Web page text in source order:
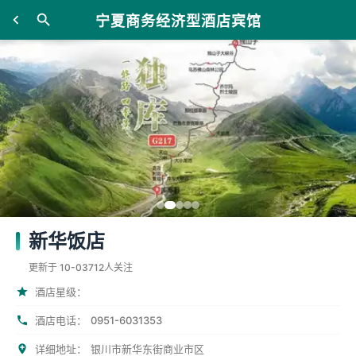
宁夏商务经济型酒店宾馆
新华饭店
更新于 10-03712人关注
酒店星级：
酒店电话： 0951-6031353
详细地址： 银川市新华东街商业市区